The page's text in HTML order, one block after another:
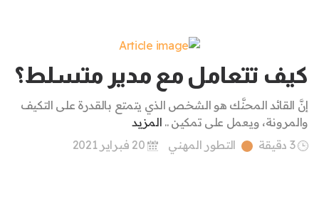
كيف تتعامل مع مدير متسلط؟
إنَّ القائد المحنَّك هو الشخص الذي يتمتع بالقدرة على التكيف
والمرونة، ويعمل على تمكين .. المزيد
3 دقيقة
التطور المهني